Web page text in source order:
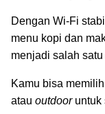
Dengan Wi-Fi
menu kopi dan
menjadi salah
Kamu bisa
atau outdoor untuk